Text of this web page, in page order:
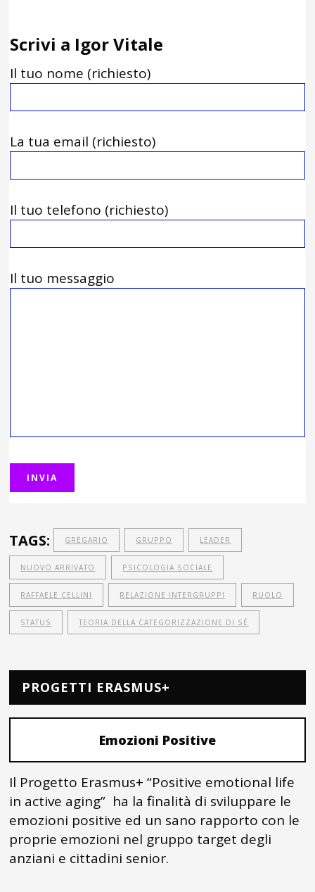
Scrivi a Igor Vitale
Il tuo nome (richiesto)
La tua email (richiesto)
Il tuo telefono (richiesto)
Il tuo messaggio
TAGS: GREGARIO GRUPPO LEADER
NUOVO ARRIVATO PSICOLOGIA SOCIALE
RAFFAELE CELLINI RELAZIONE INTERGRUPPI RUOLO
STATUS TEORIA DELLA CATEGORIZZAZIONE DI SÉ
PROGETTI ERASMUS+
Emozioni Positive
Il Progetto Erasmus+ “Positive emotional life
in active aging” ha la finalità di sviluppare le
emozioni positive ed un sano rapporto con le
proprie emozioni nel gruppo target degli
anziani e cittadini senior.